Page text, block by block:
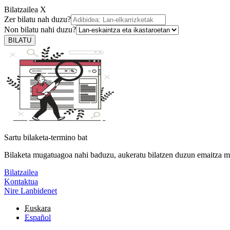
Bilatzailea X
Zer bilatu nah duzu?
Non bilatu nahi duzu?
BILATU
Sartu bilaketa-termino bat
Bilaketa mugatuagoa nahi baduzu, aukeratu bilatzen duzun emaitza
Bilatzailea
Kontaktua
Nire Lanbidenet
Euskara
Español